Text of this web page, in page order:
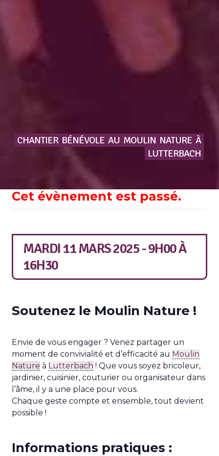
CHANTIER BÉNÉVOLE AU MOULIN NATURE À
LUTTERBACH
Cet évènement est passé.
MARDI 11 MARS 2025 - 9H00À
16H30
Soutenez le Moulin Nature !
Envie de vous engager ? Venez partager un
moment de convivialité et d’efficacité au Moulin
Nature à Lutterbach ! Que vous soyez bricoleur,
jardinier, cuisinier, couturier ou organisateur dans
l’âme, il y a une place pour vous.
Chaque geste compte et ensemble, tout devient
possible !
Informations pratiques :